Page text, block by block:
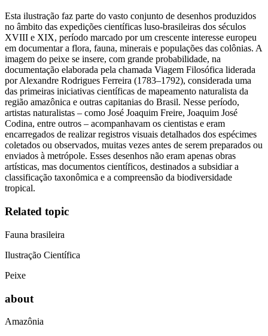
Esta ilustração faz parte do vasto conjunto de desenhos produzidos
no âmbito das expedições científicas luso-brasileiras dos séculos
XVIII e XIX, período marcado por um crescente interesse europeu
em documentar a flora, fauna, minerais e populações das colônias. A
imagem do peixe se insere, com grande probabilidade, na
documentação elaborada pela chamada Viagem Filosófica liderada
por Alexandre Rodrigues Ferreira (1783–1792), considerada uma
das primeiras iniciativas científicas de mapeamento naturalista da
região amazônica e outras capitanias do Brasil. Nesse período,
artistas naturalistas – como José Joaquim Freire, Joaquim José
Codina, entre outros – acompanhavam os cientistas e eram
encarregados de realizar registros visuais detalhados dos espécimes
coletados ou observados, muitas vezes antes de serem preparados ou
enviados à metrópole. Esses desenhos não eram apenas obras
artísticas, mas documentos científicos, destinados a subsidiar a
classificação taxonômica e a compreensão da biodiversidade
tropical.
Related topic
Fauna brasileira
Ilustração Científica
Peixe
about
Amazônia